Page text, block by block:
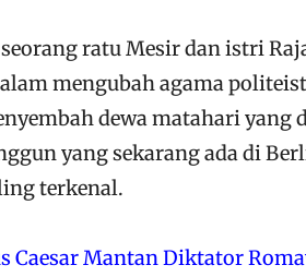
ratu Mesir dan istri
mengubah agama
dewa matahari yang
yang sekarang ada di
terkenal.
Caesar Mantan Diktator